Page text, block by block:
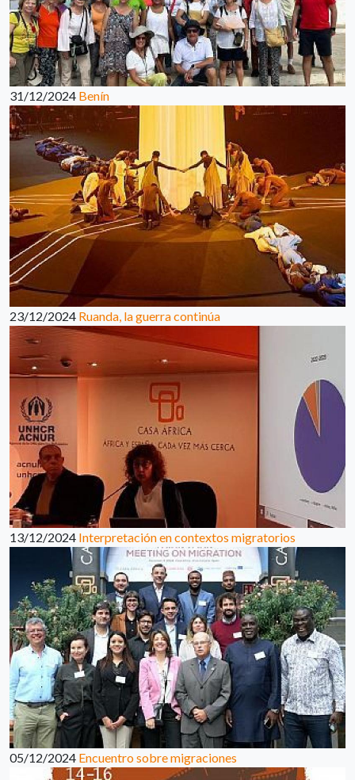
31/12/2024 Benín
23/12/2024 Ruanda, la guerra continúa
13/12/2024 Interpretación en contextos migratorios
05/12/2024 Encuentro sobre migraciones